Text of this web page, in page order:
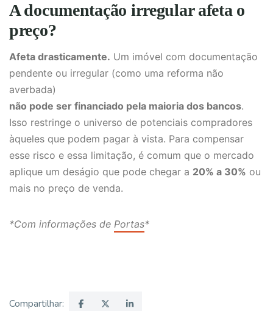
A documentação irregular afeta o
preço?
Afeta drasticamente. Um imóvel com documentação
pendente ou irregular (como uma reforma não
averbada)
não pode ser financiado pela maioria dos bancos.
Isso restringe o universo de potenciais compradores
àqueles que podem pagar à vista. Para compensar
esse risco e essa limitação, é comum que o mercado
aplique um deságio que pode chegar a 20% a 30% ou
mais no preço de venda.
*Com informações de Portas*
Compartilhar: